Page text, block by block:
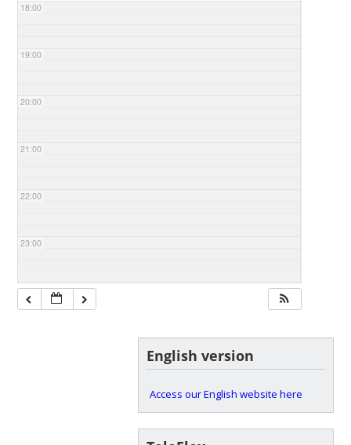
18:00
19:00
20:00
21:00
22:00
23:00
English version
Access our English website here